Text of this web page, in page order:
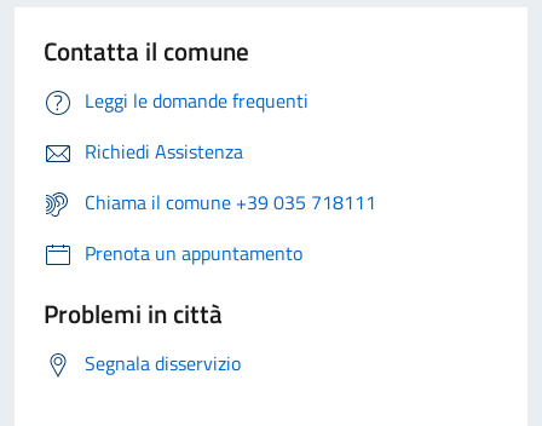
Contatta il comune
Leggi le domande frequenti
Richiedi Assistenza
Chiama il comune +39 035 718111
Prenota un appuntamento
Problemi in città
Segnala disservizio